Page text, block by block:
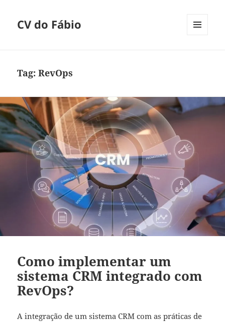
CV do Fábio
Tag:RevOps
Como implementar um
sistema CRM integrado com
RevOps?
A integração de um sistema CRM com as práticas de